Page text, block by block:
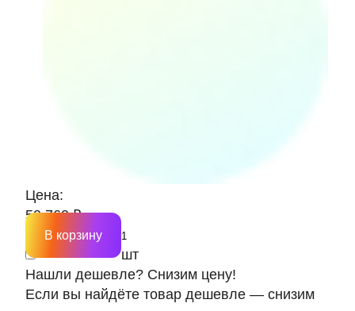
Цена:
50 760 ₽
шт
В корзину
Нашли дешевле? Снизим цену!
Если вы найдёте товар дешевле — снизим